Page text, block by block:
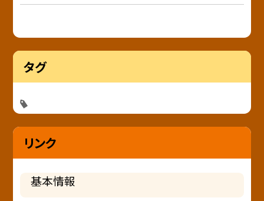
タグ
リンク
基本情報